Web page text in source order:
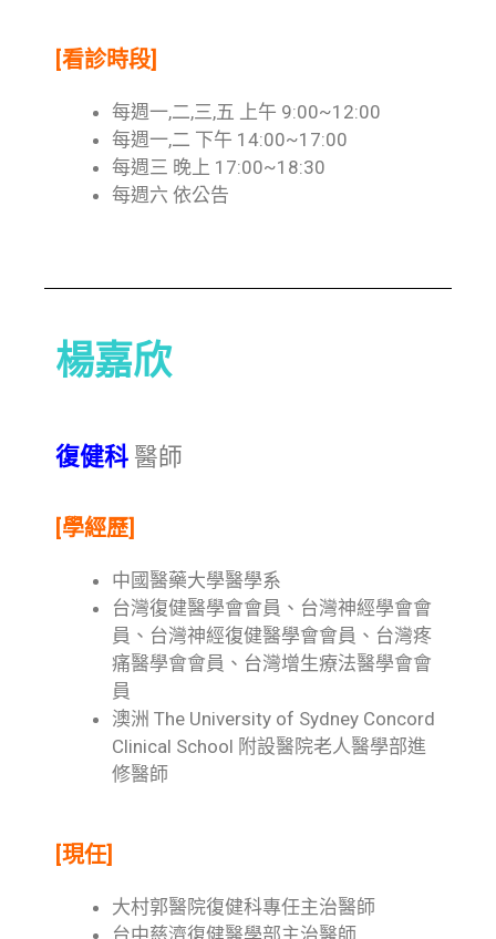
[看診時段]
每週一,二,三,五 上午 9:00~12:00
每週一,二 下午 14:00~17:00
每週三 晚上 17:00~18:30
每週六 依公告
楊嘉欣
復健科 醫師
[學經歷]
中國醫藥大學醫學系
台灣復健醫學會會員、台灣神經學會會
員、台灣神經復健醫學會會員、台灣疼
痛醫學會會員、台灣增生療法醫學會會
員
澳洲 The University of Sydney Concord
Clinical School 附設醫院老人醫學部進
修醫師
[現任]
大村郭醫院復健科專任主治醫師
台中慈濟復健醫學部主治醫師